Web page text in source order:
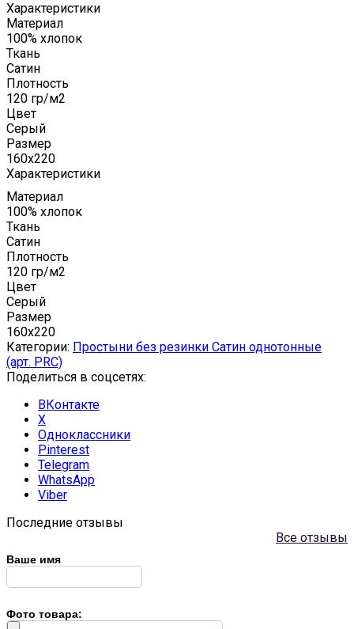
Характеристики
Материал
100% хлопок
Ткань
Сатин
Плотность
120 гр/м2
Цвет
Серый
Размер
160x220
Характеристики
Материал
100% хлопок
Ткань
Сатин
Плотность
120 гр/м2
Цвет
Серый
Размер
160x220
Категории: Простыни без резинки Сатин однотонные
(арт. PRC)
Поделиться в соцсетях:
ВКонтакте
X
Одноклассники
Pinterest
Telegram
WhatsApp
Viber
Последние отзывы
Все отзывы
Ваше имя
Фото товара: